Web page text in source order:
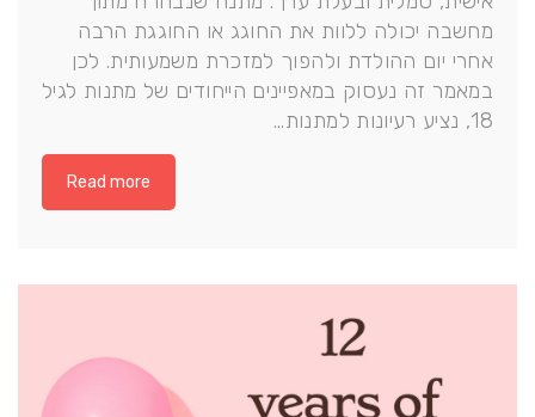
מחשבה יכולה ללוות את החוגג או החוגגת הרבה
אחרי יום ההולדת ולהפוך למזכרת משמעותית. לכן
במאמר זה נעסוק במאפיינים הייחודים של מתנות לגיל
18, נציע רעיונות למתנות…
Read more